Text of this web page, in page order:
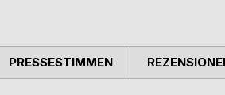
PRESSESTIMMEN